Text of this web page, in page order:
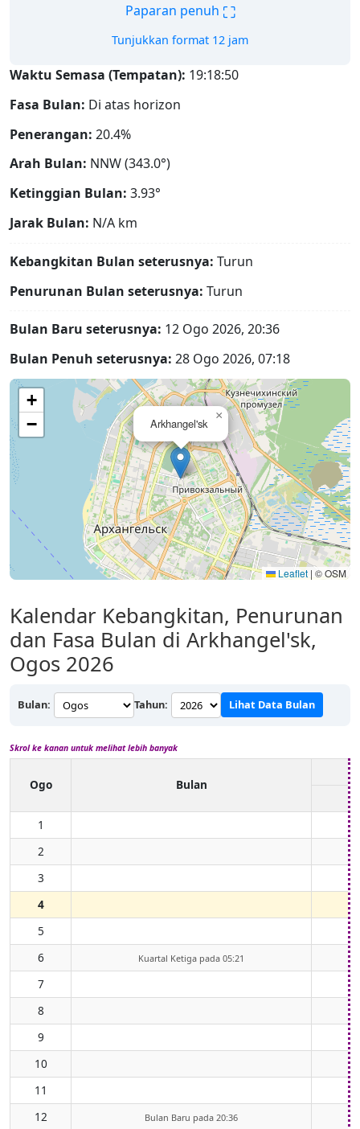
Paparan penuh ⛶
Tunjukkan format 12 jam
Waktu Semasa (Tempatan): 19:18:51
Fasa Bulan: Di atas horizon
Penerangan: 20.4%
Arah Bulan: NNW (343.0°)
Ketinggian Bulan: 3.93°
Jarak Bulan: N/A km
Kebangkitan Bulan seterusnya: Turun
Penurunan Bulan seterusnya: Turun
Bulan Baru seterusnya: 12 Ogo 2026, 20:36
Bulan Penuh seterusnya: 28 Ogo 2026, 07:18
Arkhangel'sk
×
+
−
Leaflet | © OSM
Kalendar Kebangkitan, Penurunan
dan Fasa Bulan di Arkhangel'sk,
Ogos 2026
Bulan: Tahun: Lihat Data Bulan
Skrol ke kanan untuk melihat lebih banyak
Ogo Bulan
1
2
3
4
5
6
Kuartal Ketiga pada 05:21
7
8
9
10
11
12
Bulan Baru pada 20:36